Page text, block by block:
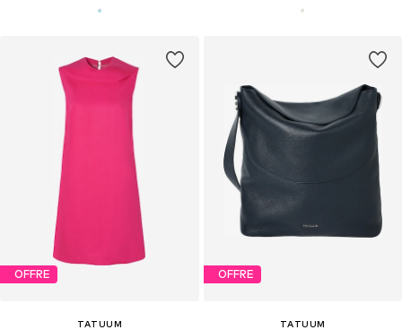
OFFRE
TATUUM
OFFRE
TATUUM